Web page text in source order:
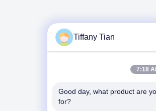
Tiffany Tian
7:18
Good day, what product are
for?